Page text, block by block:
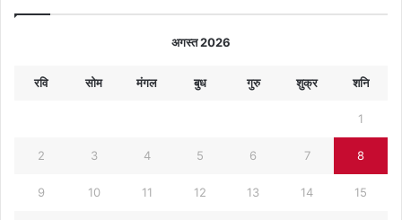
अगस्त 2026
रवि सोम मंगल बुध गुरु शुक्र शनि
1
2 3 4 5 6 7 8
9 10 11 12 13 14 15